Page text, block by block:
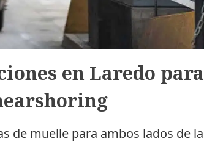
en Laredo para
de muelle para ambos lados de la